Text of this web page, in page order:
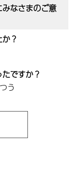
なさまのご意
？
ですか？
う